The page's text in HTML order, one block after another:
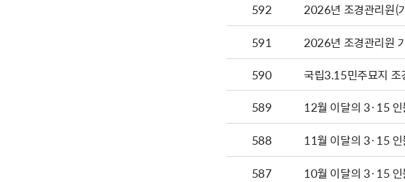
592
2026년 조경관리원(
591
2026년 조경관리원
590
국립3.15민주묘지 조
589
12월 이달의 3·15 인
588
11월 이달의 3·15 인
587
10월 이달의 3·15 인